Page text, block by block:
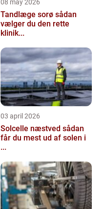
08 may 2026
Tandlæge sorø sådan
vælger du den rette
klinik...
03 april 2026
Solcelle næstved sådan
får du mest ud af solen i
...